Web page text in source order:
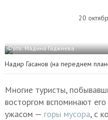
20
Фото: Мадина Гаджиева
Надир Гасанов (на переднем
Многие туристы,
восторгом вспоминают
ужасом — горы мусора, с